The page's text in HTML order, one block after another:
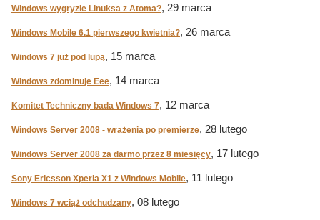
Windows wygryzie Linuksa z Atoma?, 29 marca
Windows Mobile 6.1 pierwszego kwietnia?, 26 marca
Windows 7 już pod lupą, 15 marca
Windows zdominuje Eee, 14 marca
Komitet Techniczny bada Windows 7, 12 marca
Windows Server 2008 - wrażenia po premierze, 28 lutego
Windows Server 2008 za darmo przez 8 miesięcy, 17 lutego
Sony Ericsson Xperia X1 z Windows Mobile, 11 lutego
Windows 7 wciąż odchudzany, 08 lutego